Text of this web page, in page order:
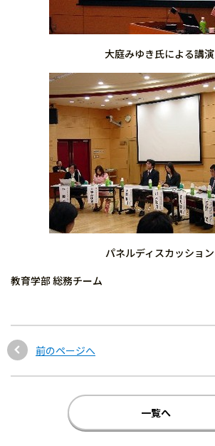
大庭みゆき氏による講演
パネルディスカッション
教育学部 総務チーム
前のページへ
一覧へ